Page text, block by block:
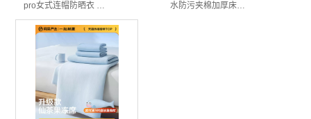
pro女式连帽防晒衣 …
水防污夹棉加厚床…